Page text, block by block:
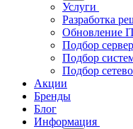
Услуги
Разработка
Обновление
Подбор
Подбор
Подбор
Акции
Бренды
Блог
Информация